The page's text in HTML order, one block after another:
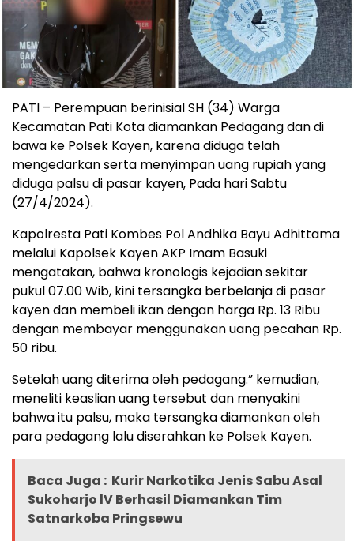
PATI – Perempuan berinisial SH (34) Warga
Kecamatan Pati Kota diamankan Pedagang dan di
bawa ke Polsek Kayen, karena diduga telah
mengedarkan serta menyimpan uang rupiah yang
diduga palsu di pasar kayen, Pada hari Sabtu
(27/4/2024).
Kapolresta Pati Kombes Pol Andhika Bayu Adhittama
melalui Kapolsek Kayen AKP Imam Basuki
mengatakan, bahwa kronologis kejadian sekitar
pukul 07.00 Wib, kini tersangka berbelanja di pasar
kayen dan membeli ikan dengan harga Rp. 13 Ribu
dengan membayar menggunakan uang pecahan Rp.
50 ribu.
Setelah uang diterima oleh pedagang.” kemudian,
meneliti keaslian uang tersebut dan menyakini
bahwa itu palsu, maka tersangka diamankan oleh
para pedagang lalu diserahkan ke Polsek Kayen.
Baca Juga : Kurir Narkotika Jenis Sabu Asal
Sukoharjo lV Berhasil Diamankan Tim
Satnarkoba Pringsewu